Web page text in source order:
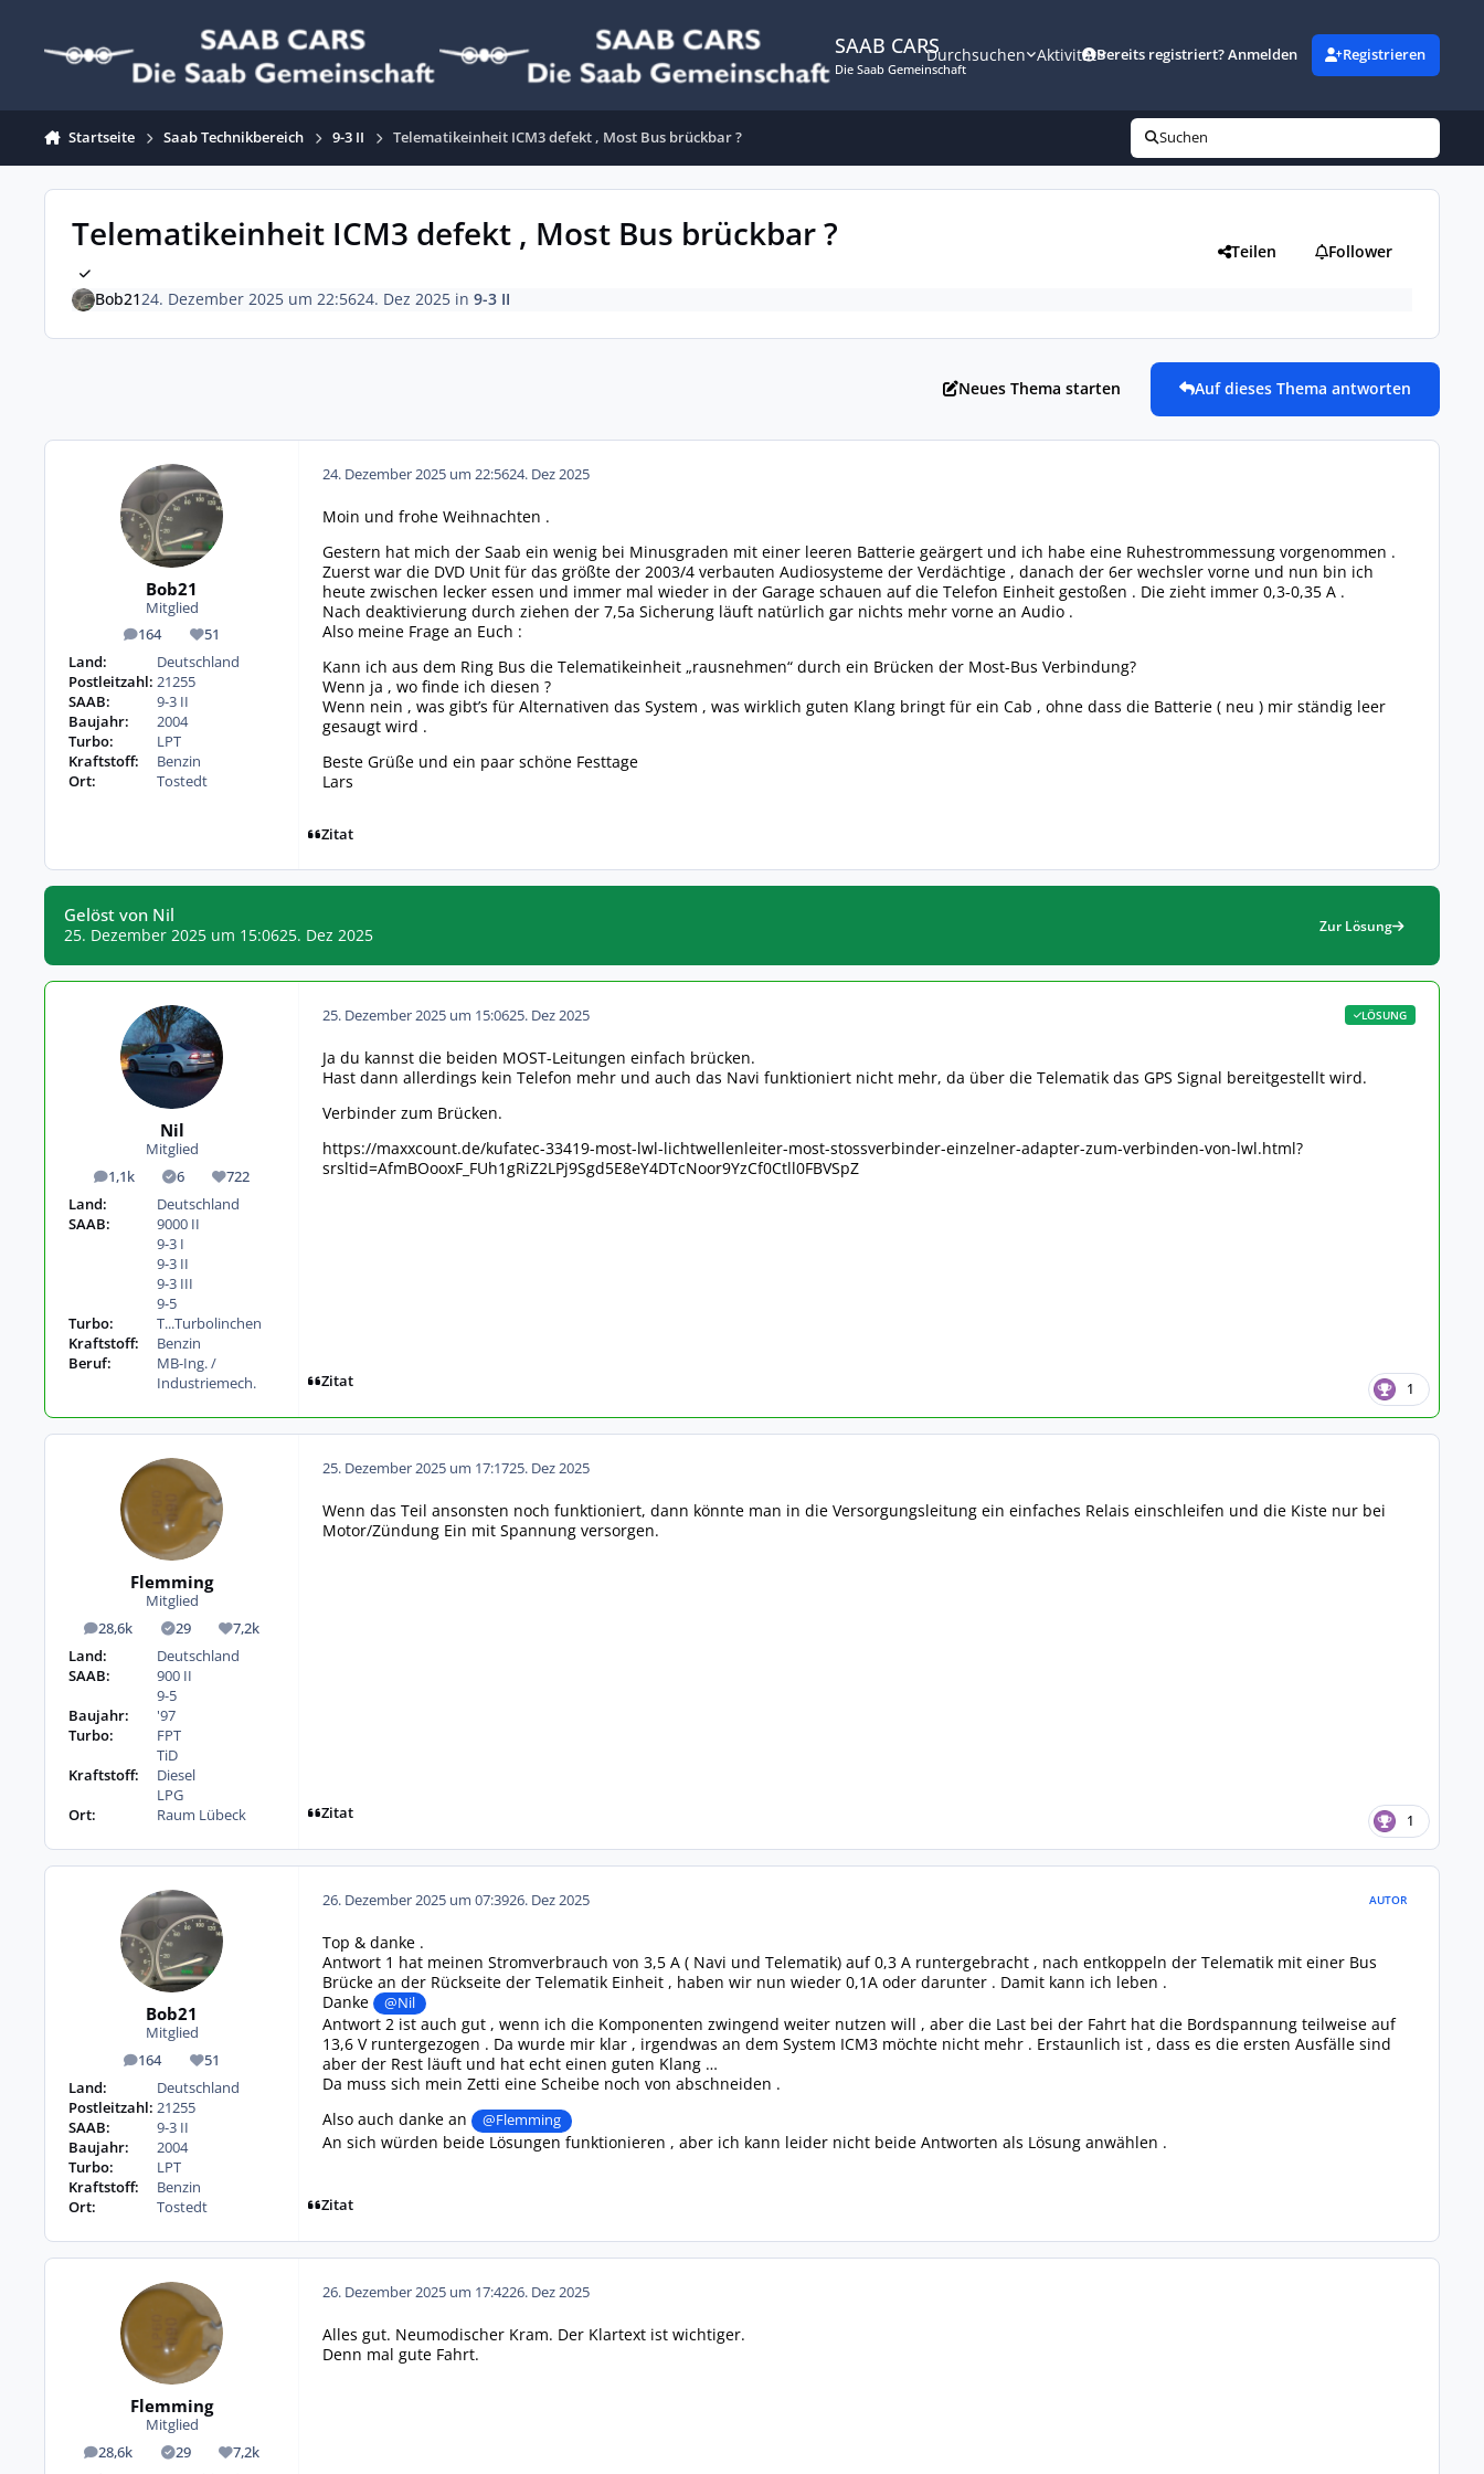
SAAB CARS
Die Saab Gemeinschaft
Durchsuchen AktivitätBereits registriert? Anmelden Registrieren
Startseite Saab Technikbereich 9-3 II Telematikeinheit ICM3 defekt , Most Bus brückbar ? Suchen
Telematikeinheit ICM3 defekt , Most Bus brückbar ? Teilen Follower
Bob2124. Dezember 2025 um 22:5624. Dez 2025in 9-3 II
Neues Thema starten Auf dieses Thema antworten
Bob21
Mitglied
164
Beiträge 51
Reputation
Land:
Deutschland
Postleitzahl: 21255
SAAB:
9-3 II
Baujahr:
2004
Turbo:
LPT
Kraftstoff:
Benzin
Ort:
Tostedt
24. Dezember 2025 um 22:5624. Dez 2025
Moin und frohe Weihnachten .
Gestern hat mich der Saab ein wenig bei Minusgraden mit einer leeren Batterie geärgert und ich habe eine Ruhestrommessung vorgenommen .
Zuerst war die DVD Unit für das größte der 2003/4 verbauten Audiosysteme der Verdächtige , danach der 6er wechsler vorne und nun bin ich
heute zwischen lecker essen und immer mal wieder in der Garage schauen auf die Telefon Einheit gestoßen . Die zieht immer 0,3-0,35 A .
Nach deaktivierung durch ziehen der 7,5a Sicherung läuft natürlich gar nichts mehr vorne an Audio .
Also meine Frage an Euch :
Kann ich aus dem Ring Bus die Telematikeinheit „rausnehmen“ durch ein Brücken der Most-Bus Verbindung?
Wenn ja , wo finde ich diesen ?
Wenn nein , was gibt’s für Alternativen das System , was wirklich guten Klang bringt für ein Cab , ohne dass die Batterie ( neu ) mir ständig leer
gesaugt wird .
Beste Grüße und ein paar schöne Festtage
Lars
Zitat
Gelöst von Nil
25. Dezember 2025 um 15:0625. Dez 2025 Zur Lösung
Nil
Mitglied
1,1k
Beiträge 6
Lösungen722
Reputation
Land:
Deutschland
SAAB:
9000 II
9-3 I
9-3 II
9-3 III
9-5
Turbo:
T...Turbolinchen
Kraftstoff:
Benzin
Beruf:
MB-Ing. /
Industriemech.
25. Dezember 2025 um 15:0625. Dez 2025 LÖSUNG
Ja du kannst die beiden MOST-Leitungen einfach brücken.
Hast dann allerdings kein Telefon mehr und auch das Navi funktioniert nicht mehr, da über die Telematik das GPS Signal bereitgestellt wird.
Verbinder zum Brücken.
https://maxxcount.de/kufatec-33419-most-lwl-lichtwellenleiter-most-stossverbinder-einzelner-adapter-zum-verbinden-von-lwl.html?
srsltid=AfmBOooxF_FUh1gRiZ2LPj9Sgd5E8eY4DTcNoor9YzCf0Ctll0FBVSpZ
Zitat 1
Flemming
Mitglied
28,6k
Beiträge 29
Lösungen7,2k
Reputation
Land:
Deutschland
SAAB:
900 II
9-5
Baujahr:
'97
Turbo:
FPT
TiD
Kraftstoff:
Diesel
LPG
Ort:
Raum Lübeck
25. Dezember 2025 um 17:1725. Dez 2025
Wenn das Teil ansonsten noch funktioniert, dann könnte man in die Versorgungsleitung ein einfaches Relais einschleifen und die Kiste nur bei
Motor/Zündung Ein mit Spannung versorgen.
Zitat 1
Bob21
Mitglied
164
Beiträge 51
Reputation
Land:
Deutschland
Postleitzahl: 21255
SAAB:
9-3 II
Baujahr:
2004
Turbo:
LPT
Kraftstoff:
Benzin
Ort:
Tostedt
26. Dezember 2025 um 07:3926. Dez 2025 AUTOR
Top & danke .
Antwort 1 hat meinen Stromverbrauch von 3,5 A ( Navi und Telematik) auf 0,3 A runtergebracht , nach entkoppeln der Telematik mit einer Bus
Brücke an der Rückseite der Telematik Einheit , haben wir nun wieder 0,1A oder darunter . Damit kann ich leben .
Danke
@Nil
Antwort 2 ist auch gut , wenn ich die Komponenten zwingend weiter nutzen will , aber die Last bei der Fahrt hat die Bordspannung teilweise auf
13,6 V runtergezogen . Da wurde mir klar , irgendwas an dem System ICM3 möchte nicht mehr . Erstaunlich ist , dass es die ersten Ausfälle sind
aber der Rest läuft und hat echt einen guten Klang …
Da muss sich mein Zetti eine Scheibe noch von abschneiden .
Also auch danke an
@Flemming
An sich würden beide Lösungen funktionieren , aber ich kann leider nicht beide Antworten als Lösung anwählen .
Zitat
Flemming
Mitglied
28,6k
Beiträge 29
Lösungen7,2k
Reputation
26. Dezember 2025 um 17:4226. Dez 2025
Alles gut. Neumodischer Kram. Der Klartext ist wichtiger.
Denn mal gute Fahrt.